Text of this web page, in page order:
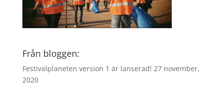
Från bloggen:
Festivalplaneten version 1 är lanserad! 27 november,
2020